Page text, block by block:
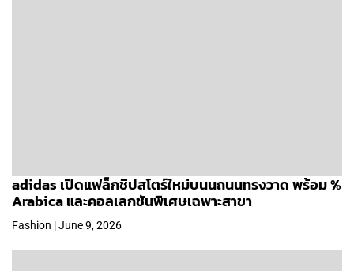
adidas เปิดแฟล็กชิปสโตร์ใหม่บนนถนนทรงวาด พร้อม %
Arabica และคอลเลกชันพิเศษเฉพาะสาขา
Fashion | June 9, 2026